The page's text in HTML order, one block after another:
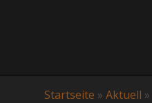
Startseite » Aktuell »